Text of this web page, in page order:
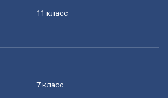
11 класс
7 класс